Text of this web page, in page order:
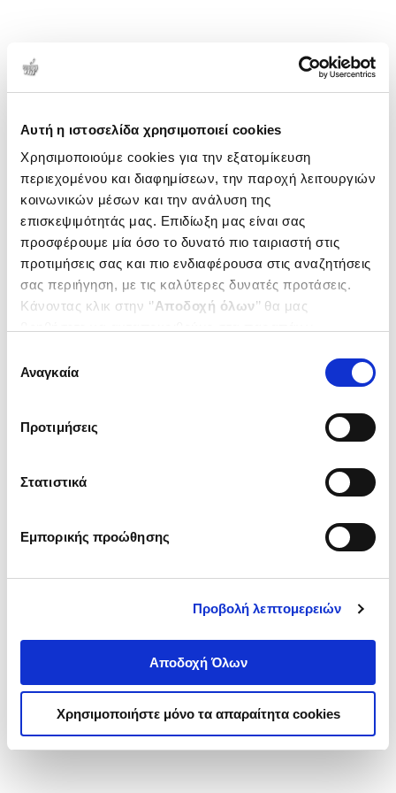
Αυτή η ιστοσελίδα χρησιμοποιεί cookies
Χρησιμοποιούμε cookies για την εξατομίκευση
περιεχομένου και διαφημίσεων, την παροχή λειτουργιών
κοινωνικών μέσων και την ανάλυση της
επισκεψιμότητάς μας. Επιδίωξη μας είναι σας
προσφέρουμε μία όσο το δυνατό πιο ταιριαστή στις
προτιμήσεις σας και πιο ενδιαφέρουσα στις αναζητήσεις
σας περιήγηση, με τις καλύτερες δυνατές προτάσεις.
Κάνοντας κλικ στην ‘’Αποδοχή όλων’’ θα μας
ενδιαφέρουν και να επιλέξετε από τα παρακάτω με την
΄΄και να ενημερωθείτε σχετικά με
συγκατάθεσης
Αναγκαία
Προτιμήσεις
Στατιστικά
Εμπορικής προώθησης
Προβολή λεπτομερειών
Αποδοχή Όλων
Χρησιμοποιήστε μόνο τα απαραίτητα cookies